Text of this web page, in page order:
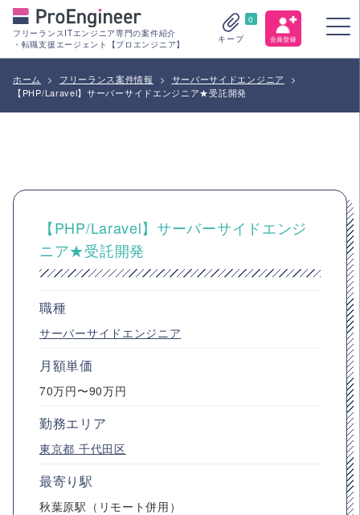
フリーランスITエンジニア専門の案件紹介
・転職支援エージェント【プロエンジニア】
0
キープ
ホーム > フリーランス案件情報 > サーバーサイドエンジニア
>
【PHP/Laravel】サーバーサイドエンジニア★受託開発
【PHP/Laravel】サーバーサイドエンジ
ニア★受託開発
職種
サーバーサイドエンジニア
月額単価
70万円〜90万円
勤務エリア
東京都 千代田区
最寄り駅
秋葉原駅（リモート併用）